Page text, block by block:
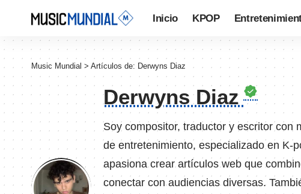
Inicio KPOP
Music Mundial > Artículos de: Derwyns Diaz
Derwyns Diaz
Soy compositor, traductor y escritor con
de entretenimiento, especializado en K-
apasiona crear artículos web que
conectar con audiencias diversas.